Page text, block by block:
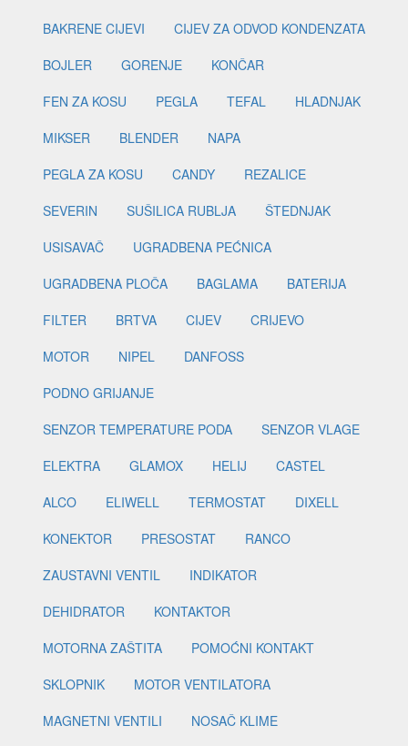
BAKRENE CIJEVI
CIJEV ZA ODVOD KONDENZATA
BOJLER
GORENJE
KONČAR
FEN ZA KOSU
PEGLA TEFAL
HLADNJAK
MIKSER
BLENDER
NAPA
PEGLA ZA KOSU
CANDY
REZALICE
SEVERIN
SUŠILICA RUBLJA
ŠTEDNJAK
USISAVAČ
UGRADBENA PEĆNICA
UGRADBENA PLOČA
BAGLAMA
BATERIJA
FILTER
BRTVA CIJEV
CRIJEVO
MOTOR
NIPEL
DANFOSS
PODNO GRIJANJE
SENZOR TEMPERATURE PODA
SENZOR VLAGE
ELEKTRA
GLAMOX HELIJ
CASTEL
ALCO
ELIWELL TERMOSTAT
DIXELL
KONEKTOR
PRESOSTAT
RANCO
ZAUSTAVNI VENTIL
INDIKATOR
DEHIDRATOR
KONTAKTOR
MOTORNA ZAŠTITA
POMOĆNI KONTAKT
SKLOPNIK
MOTOR VENTILATORA
MAGNETNI VENTILI
NOSAČ KLIME